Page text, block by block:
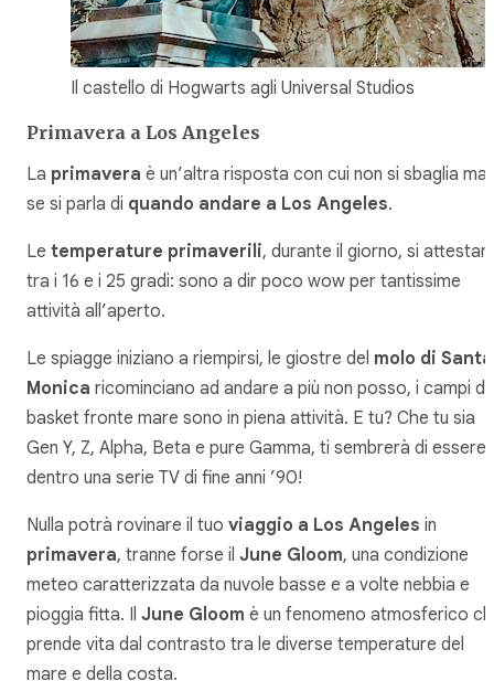
Il castello di Hogwarts agli Universal Studios
Primavera a Los Angeles
La primavera è un’altra risposta con cui non si sbaglia mai
se si parla di quando andare a Los Angeles.
Le temperature primaverili, durante il giorno, si
tra i 16 e i 25 gradi: sono a dir poco wow per tantissime
attività all’aperto.
Le spiagge iniziano a riempirsi, le giostre del molo di Santa
Monica ricominciano ad andare a più non posso, i campi da
basket fronte mare sono in piena attività. E tu? Che tu sia
Gen Y, Z, Alpha, Beta e pure Gamma, ti sembrerà di essere
dentro una serie TV di fine anni ’90!
Nulla potrà rovinare il tuo viaggio a Los Angeles in
primavera, tranne forse il June Gloom, una condizione
meteo caratterizzata da nuvole basse e a volte nebbia e
pioggia fitta. Il June Gloom è un fenomeno atmosferico
prende vita dal contrasto tra le diverse temperature del
mare e della costa.